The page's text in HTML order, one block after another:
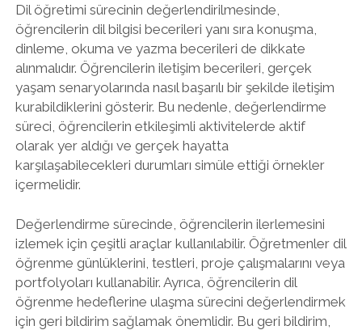
Dil öğretimi sürecinin değerlendirilmesinde,
öğrencilerin dil bilgisi becerileri yanı sıra konuşma,
dinleme, okuma ve yazma becerileri de dikkate
alınmalıdır. Öğrencilerin iletişim becerileri, gerçek
yaşam senaryolarında nasıl başarılı bir şekilde iletişim
kurabildiklerini gösterir. Bu nedenle, değerlendirme
süreci, öğrencilerin etkileşimli aktivitelerde aktif
olarak yer aldığı ve gerçek hayatta
karşılaşabilecekleri durumları simüle ettiği örnekler
içermelidir.
Değerlendirme sürecinde, öğrencilerin ilerlemesini
izlemek için çeşitli araçlar kullanılabilir. Öğretmenler dil
öğrenme günlüklerini, testleri, proje çalışmalarını veya
portfolyoları kullanabilir. Ayrıca, öğrencilerin dil
öğrenme hedeflerine ulaşma sürecini değerlendirmek
için geri bildirim sağlamak önemlidir. Bu geri bildirim,